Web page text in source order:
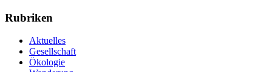
Rubriken
Aktuelles
Gesellschaft
Ökologie